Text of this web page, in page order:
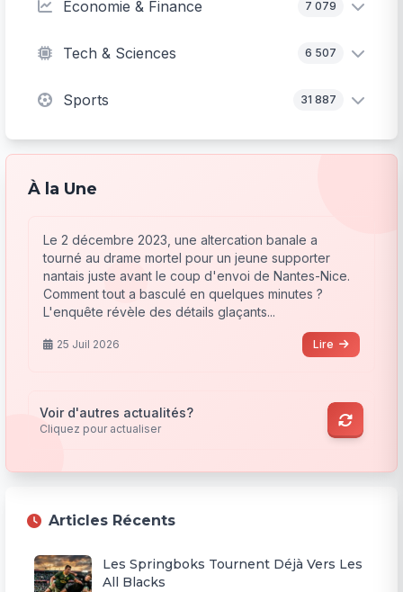
Économie & Finance 7 079
Tech & Sciences 6 507
Sports 31 887
À la Une
Le 2 décembre 2023, une altercation banale a
tourné au drame mortel pour un jeune supporter
nantais juste avant le coup d'envoi de Nantes-Nice.
Comment tout a basculé en quelques minutes ?
L'enquête révèle des détails glaçants...
25 Juil 2026 Lire
Voir d'autres actualités?
Cliquez pour actualiser
Articles Récents
Les Springboks Tournent Déjà Vers Les
All Blacks